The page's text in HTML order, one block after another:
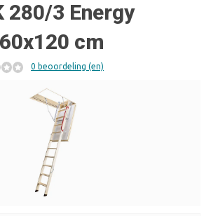
280/3 Energy
cm
0 beoordeling (en)